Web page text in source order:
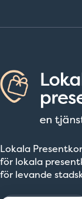
Lokala
för lokala
för levande